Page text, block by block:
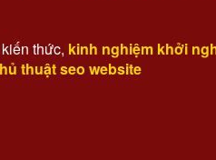
thức, kinh nghiệm khởi
thuật seo website